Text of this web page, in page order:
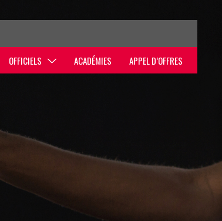
OFFICIELS ACADÉMIES APPEL D’OFFRES